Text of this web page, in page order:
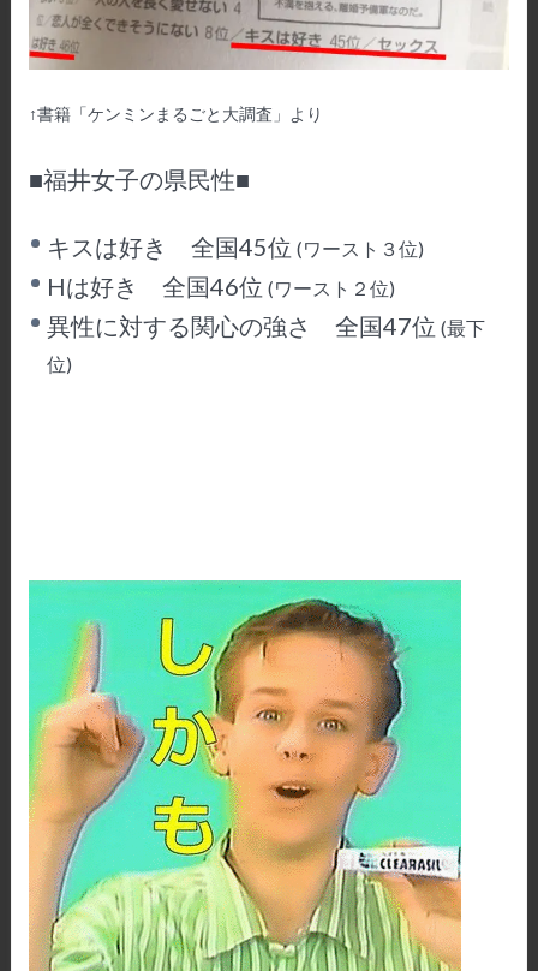
↑書籍「ケンミンまるごと大調査」より
■福井女子の県民性■
キスは好き 全国45位(ワースト３位)
Hは好き 全国46位(ワースト２位)
異性に対する関心の強さ 全国47位(最下
位)